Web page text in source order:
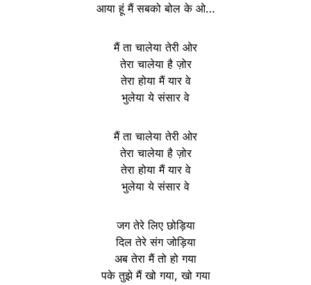
आया हूं मैं सबको बोल के ओ…
मैं ता चालेया तेरी ओर
तेरा चालेया है ज़ोर
तेरा होया मैं यार वे
भुलेया ये संसार वे
मैं ता चालेया तेरी ओर
तेरा चालेया है ज़ोर
तेरा होया मैं यार वे
भुलेया ये संसार वे
जग तेरे लिए छोड़िया
दिल तेरे संग जोड़िया
अब तेरा मैं तो हो गया
पके तुझे मैं खो गया, खो गया